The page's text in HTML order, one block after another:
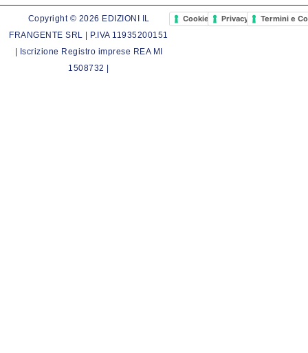
Copyright © 2026 EDIZIONI IL
FRANGENTE SRL | P.IVA 11935200151
| Iscrizione Registro imprese REA MI
1508732 |
Cookie PolicyPrivacy PolicyTermini e